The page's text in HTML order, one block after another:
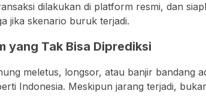
dilakukan di platform resmi, dan
jika skenario buruk terjadi.
yang Tak Bisa Diprediksi
meletus, longsor, atau banjir bandang
Indonesia. Meskipun jarang terjadi,